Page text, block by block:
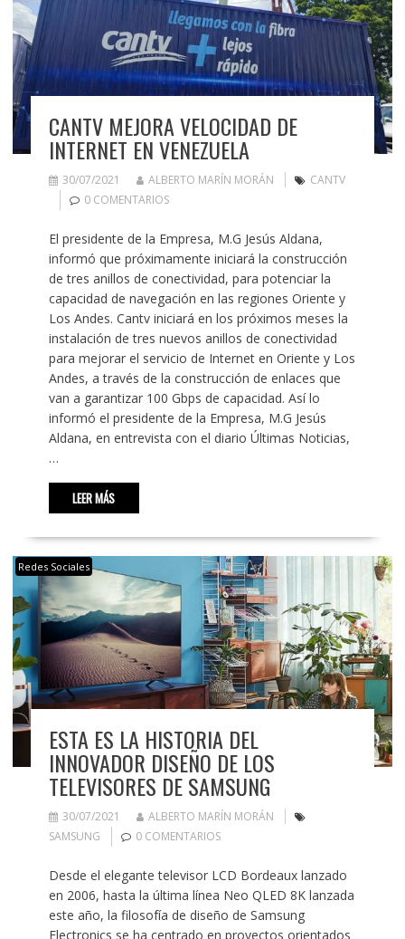
CANTV MEJORA VELOCIDAD DE
INTERNET EN VENEZUELA
30/07/2021 ALBERTO MARÍN MORÁN
CANTV
0 COMENTARIOS
El presidente de la Empresa, M.G Jesús Aldana,
informó que próximamente iniciará la construcción
de tres anillos de conectividad, para potenciar la
capacidad de navegación en las regiones Oriente y
Los Andes. Cantv iniciará en los próximos meses la
instalación de tres nuevos anillos de conectividad
para mejorar el servicio de Internet en Oriente y Los
Andes, a través de la construcción de enlaces que
van a garantizar 100 Gbps de capacidad. Así lo
informó el presidente de la Empresa, M.G Jesús
Aldana, en entrevista con el diario Últimas Noticias,
…
LEER MÁS
Redes Sociales
ESTA ES LA HISTORIA DEL
INNOVADOR DISEÑO DE LOS
TELEVISORES DE SAMSUNG
30/07/2021
ALBERTO MARÍN MORÁN
SAMSUNG
0 COMENTARIOS
Desde el elegante televisor LCD Bordeaux lanzado
en 2006, hasta la última línea Neo QLED 8K lanzada
este año, la filosofía de diseño de Samsung
Electronics se ha centrado en proyectos orientados